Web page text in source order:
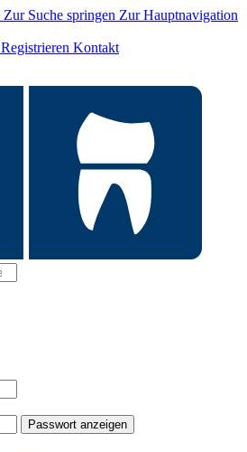
Zur Suche springen Zur Hauptnavigation
Registrieren Kontakt
Passwort anzeigen